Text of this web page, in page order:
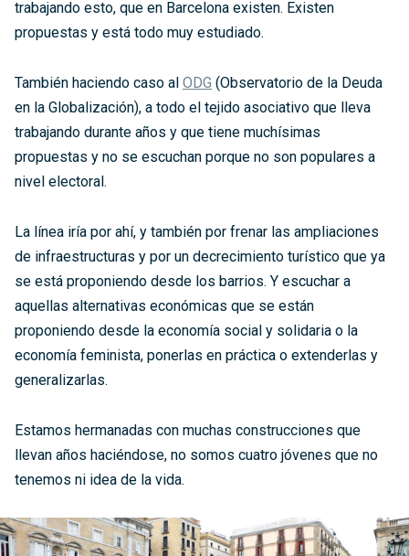
trabajando esto, que en Barcelona existen. Existen
propuestas y está todo muy estudiado.
También haciendo caso al ODG (Observatorio de la Deuda
en la Globalización), a todo el tejido asociativo que lleva
trabajando durante años y que tiene muchísimas
propuestas y no se escuchan porque no son populares a
nivel electoral.
La línea iría por ahí, y también por frenar las ampliaciones
de infraestructuras y por un decrecimiento turístico que ya
se está proponiendo desde los barrios. Y escuchar a
aquellas alternativas económicas que se están
proponiendo desde la economía social y solidaria o la
economía feminista, ponerlas en práctica o extenderlas y
generalizarlas.
Estamos hermanadas con muchas construcciones que
llevan años haciéndose, no somos cuatro jóvenes que no
tenemos ni idea de la vida.